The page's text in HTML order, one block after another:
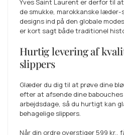
Yves Saint Laurent er derfor til
de smukke, marokkanske
designs ind på den globale
er kort sagt både traditionel
Hurtig levering af
slippers
Glæder du dig til at prøve dine
efter at afsende dine babouches
arbejdsdage, så du hurtigt kan
behagelige slippers.
Når din ordre overstiger599 kr.,